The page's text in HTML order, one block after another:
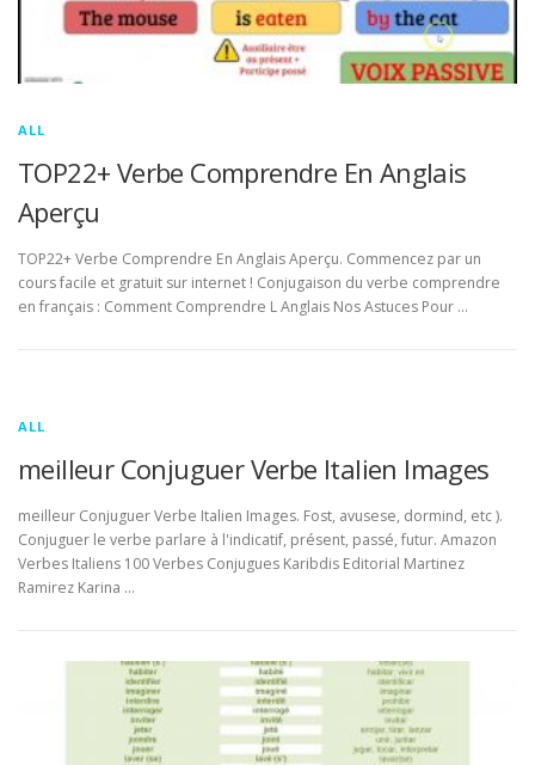
ALL
TOP22+ Verbe Comprendre En Anglais
Aperçu
TOP22+ Verbe Comprendre En Anglais Aperçu. Commencez par un
cours facile et gratuit sur internet ! Conjugaison du verbe comprendre
en français : Comment Comprendre L Anglais Nos Astuces Pour …
ALL
meilleur Conjuguer Verbe Italien Images
meilleur Conjuguer Verbe Italien Images. Fost, avusese, dormind, etc ).
Conjuguer le verbe parlare à l'indicatif, présent, passé, futur. Amazon
Verbes Italiens 100 Verbes Conjugues Karibdis Editorial Martinez
Ramirez Karina …